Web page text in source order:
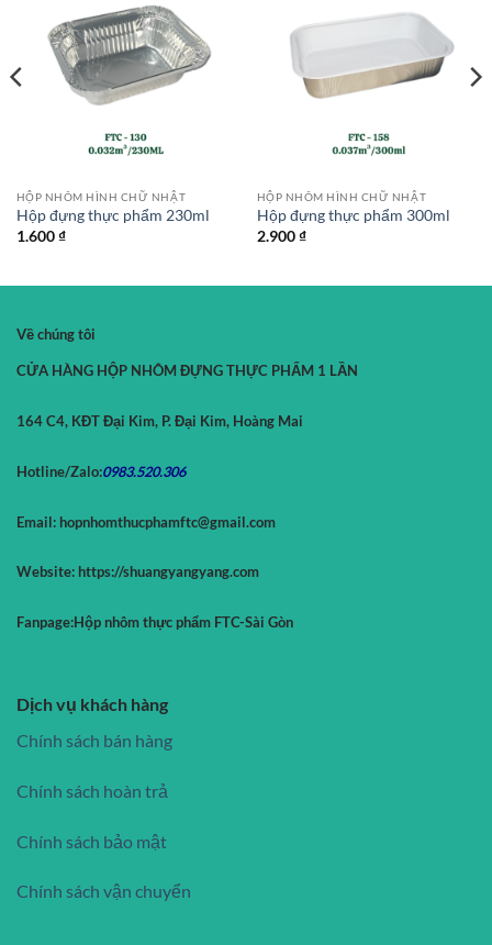
HỘP NHÔM HÌNH CHỮ NHẬT
Hộp đựng thực phẩm 230ml
1.600₫
HỘP NHÔM HÌNH CHỮ NHẬT
Hộp đựng thực phẩm 300ml
2.900₫
Về chúng tôi
CỬA HÀNG HỘP NHÔM ĐỰNG THỰC PHẨM 1 LẦN
164 C4, KĐT Đại Kim, P. Đại Kim, Hoàng Mai
Hotline/Zalo:0983.520.306
Email: hopnhomthucphamftc@gmail.com
Website: https://shuangyangyang.com
Fanpage:Hộp nhôm thực phẩm FTC-Sài Gòn
Dịch vụ khách hàng
Chính sách bán hàng
Chính sách hoàn trả
Chính sách bảo mật
Chính sách vận chuyển